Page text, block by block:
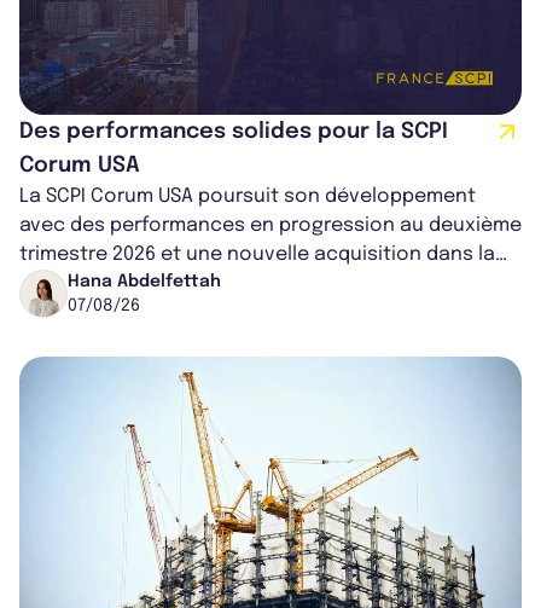
Des performances solides pour la SCPI
Corum USA
La SCPI Corum USA poursuit son développement
avec des performances en progression au deuxième
trimestre 2026 et une nouvelle acquisition dans la
région de Chicago. Entre hausse de...
Hana Abdelfettah
07/08/26